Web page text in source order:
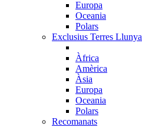
Europa
Oceania
Polars
Exclusius Terres
Àfrica
Amèrica
Àsia
Europa
Oceania
Polars
Recomanats